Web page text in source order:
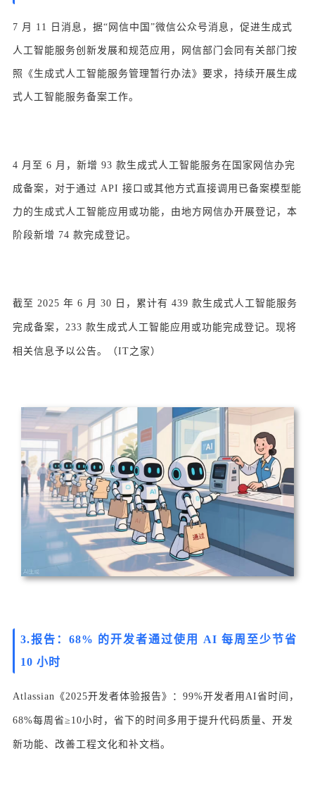
7 月 11 日消息，据“网信中国”微信公众号消息，促进生成式
人工智能服务创新发展和规范应用，网信部门会同有关部门按
照《生成式人工智能服务管理暂行办法》要求，持续开展生成
式人工智能服务备案工作。
4 月至 6 月，新增 93 款生成式人工智能服务在国家网信办完
成备案，对于通过 API 接口或其他方式直接调用已备案模型能
力的生成式人工智能应用或功能，由地方网信办开展登记，本
阶段新增 74 款完成登记。
截至 2025 年 6 月 30 日，累计有 439 款生成式人工智能服务
完成备案，233 款生成式人工智能应用或功能完成登记。现将
相关信息予以公告。 （IT之家 ）
3.报告：68% 的开发者通过使用 AI 每周至少节省
10 小时
Atlassian《2025开发者体验报告》：99%开发者用AI省时间，
68%每周省≥10小时，省下的时间多用于提升代码质量、开发
新功能、改善工程文化和补文档。